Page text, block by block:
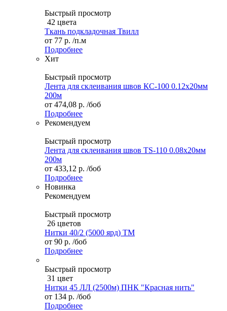
Быстрый просмотр
42 цвета
Ткань подкладочная Твилл
от 77 р. /п.м
Подробнее
Хит
Быстрый просмотр
Лента для склеивания швов КС-100 0.12х20мм
200м
от 474,08 р. /боб
Подробнее
Рекомендуем
Быстрый просмотр
Лента для склеивания швов TS-110 0.08х20мм
200м
от 433,12 р. /боб
Подробнее
Новинка
Рекомендуем
Быстрый просмотр
26 цветов
Нитки 40/2 (5000 ярд) ТМ
от 90 р. /боб
Подробнее
Быстрый просмотр
31 цвет
Нитки 45 ЛЛ (2500м) ПНК "Красная нить"
от 134 р. /боб
Подробнее